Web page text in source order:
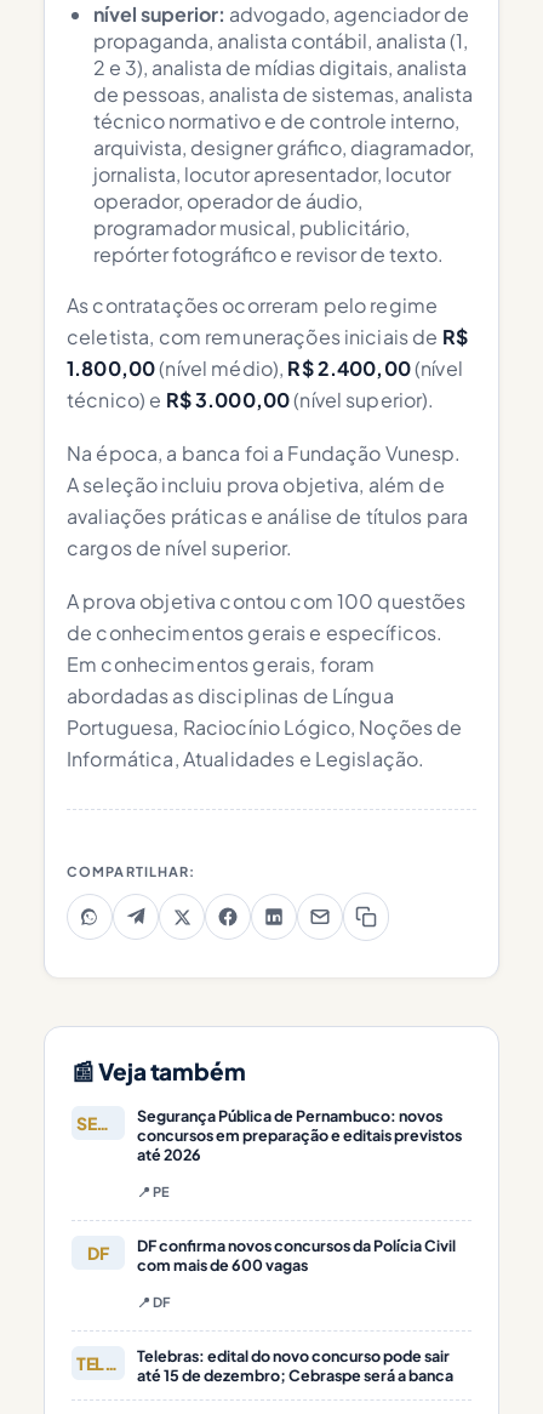
nível superior: advogado, agenciador de
propaganda, analista contábil, analista (1,
2 e 3), analista de mídias digitais, analista
de pessoas, analista de sistemas, analista
técnico normativo e de controle interno,
arquivista, designer gráfico, diagramador,
jornalista, locutor apresentador, locutor
operador, operador de áudio,
programador musical, publicitário,
repórter fotográfico e revisor de texto.
As contratações ocorreram pelo regime
celetista, com remunerações iniciais de R$
1.800,00(nível médio), R$ 2.400,00(nível
técnico) e R$ 3.000,00(nível superior).
Na época, a banca foi a Fundação Vunesp.
A seleção incluiu prova objetiva, além de
avaliações práticas e análise de títulos para
cargos de nível superior.
A prova objetiva contou com 100 questões
de conhecimentos gerais e específicos.
Em conhecimentos gerais, foram
abordadas as disciplinas de Língua
Portuguesa, Raciocínio Lógico, Noções de
Informática, Atualidades e Legislação.
COMPARTILHAR:
📰 Veja também
SEGURANÇA
Segurança Pública de Pernambuco: novos
concursos em preparação e editais previstos
até 2026
📍 PE
DF
DF confirma novos concursos da Polícia Civil
com mais de 600 vagas
📍 DF
TELEBRAS
Telebras: edital do novo concurso pode sair
até 15 de dezembro; Cebraspe será a banca